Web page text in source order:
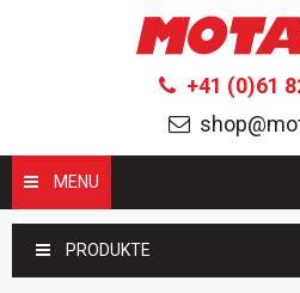
+41 (0)61
MENU
PRODUKTE